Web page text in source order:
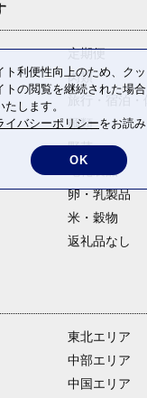
定期便
肉類
麺類
野菜
卵・乳製品
米・穀物
返礼品なし
東北エリア
中部エリア
中国エリア
ト利便性向上のため、ク
トの閲覧を継続された場
します。
イバシーポリシーをお読み
OK